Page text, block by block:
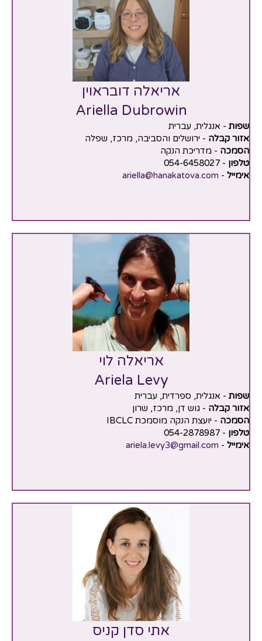
אריאלה דובראוין
Ariella Dubrowin
שפות - אנגלית, עברית
אזור קבלה - ירושלים והסביבה, מרכז, שפלה
הסמכה - מדריכת הנקה
טלפון - 054-6458027
אימייל -
ariella@hanakatova.com
אריאלה לוי
Ariela Levy
שפות - אנגלית, ספרדית, עברית
אזור קבלה - גוש דן, מרכז, שרון
הסמכה - יועצת הנקה מוסמכת IBCLC
טלפון - 054-2878987
אימייל -
ariela.levy3@gmail.com
אתי סדן קניס